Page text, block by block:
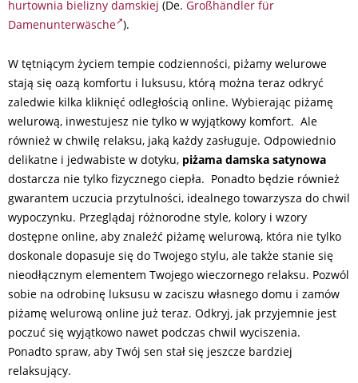
hurtownia bielizny damskiej (De. Großhändler für
Damenunterwäsche ).
W tętniącym życiem tempie codzienności, piżamy welurowe
stają się oazą komfortu i luksusu, którą można teraz odkryć
zaledwie kilka kliknięć odległością online. Wybierając piżamę
welurową, inwestujesz nie tylko w wyjątkowy komfort. Ale
również w chwilę relaksu, jaką każdy zasługuje. Odpowiednio
delikatne i jedwabiste w dotyku, piżama damska satynowa
dostarcza nie tylko fizycznego ciepła. Ponadto będzie również
gwarantem uczucia przytulności, idealnego towarzysza do chwil
wypoczynku. Przeglądaj różnorodne style, kolory i wzory
dostępne online, aby znaleźć piżamę welurową, która nie tylko
doskonale dopasuje się do Twojego stylu, ale także stanie się
nieodłącznym elementem Twojego wieczornego relaksu. Pozwól
sobie na odrobinę luksusu w zaciszu własnego domu i zamów
piżamę welurową online już teraz. Odkryj, jak przyjemnie jest
poczuć się wyjątkowo nawet podczas chwil wyciszenia.
Ponadto spraw, aby Twój sen stał się jeszcze bardziej
relaksujący.